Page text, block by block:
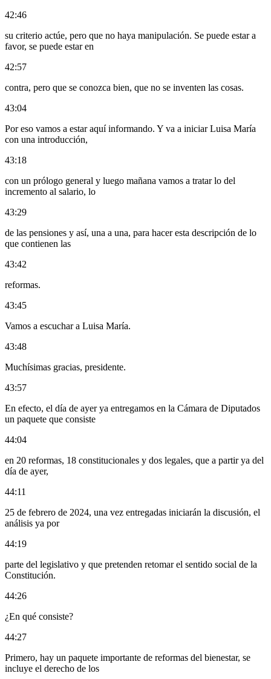
42:46
su criterio actúe, pero que no haya manipulación. Se puede estar a
favor, se puede estar en
42:57
contra, pero que se conozca bien, que no se inventen las cosas.
43:04
Por eso vamos a estar aquí informando. Y va a iniciar Luisa María
con una introducción,
43:18
con un prólogo general y luego mañana vamos a tratar lo del
incremento al salario, lo
43:29
de las pensiones y así, una a una, para hacer esta descripción de lo
que contienen las
43:42
reformas.
43:45
Vamos a escuchar a Luisa María.
43:48
Muchísimas gracias, presidente.
43:57
En efecto, el día de ayer ya entregamos en la Cámara de Diputados
un paquete que consiste
44:04
en 20 reformas, 18 constitucionales y dos legales, que a partir ya del
día de ayer,
44:11
25 de febrero de 2024, una vez entregadas iniciarán la discusión, el
análisis ya por
44:19
parte del legislativo y que pretenden retomar el sentido social de la
Constitución.
44:26
¿En qué consiste?
44:27
Primero, hay un paquete importante de reformas del bienestar, se
incluye el derecho de los